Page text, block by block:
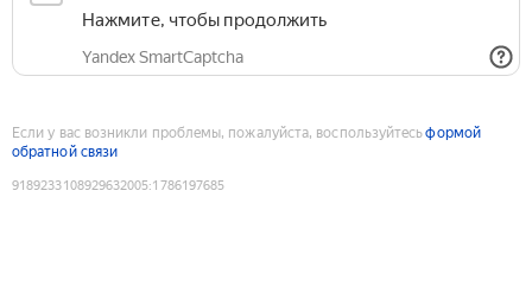
Нажмите, чтобы продолжить
Yandex SmartCaptcha
Если у вас возникли проблемы, пожалуйста, воспользуйтесьформой
обратной связи
9189233108929632005:1786197685